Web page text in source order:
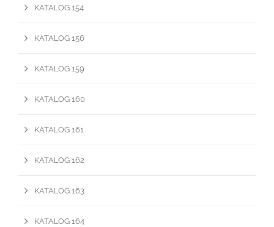
KATALOG 154
KATALOG 156
KATALOG 159
KATALOG 160
KATALOG 161
KATALOG 162
KATALOG 163
KATALOG 164